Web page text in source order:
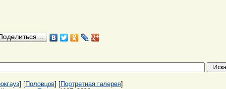
] [Половцов] [Портретная галерея]